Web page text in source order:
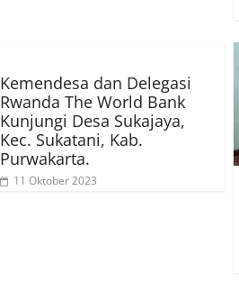
Kemendesa dan Delegasi
Rwanda The World Bank
Kunjungi Desa Sukajaya,
Kec. Sukatani, Kab.
Purwakarta.
11 Oktober 2023